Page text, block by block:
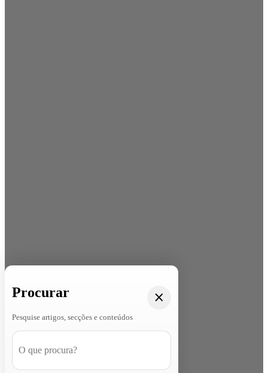
Procurar
Pesquise artigos, secções e conteúdos